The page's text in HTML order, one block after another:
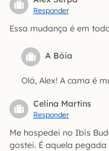
Responder
Essa mudança é em
A Bóia
Olá, Alex! A cama é
Celina Martins
Responder
Me hospedei no Ibis
gostei. É aquela